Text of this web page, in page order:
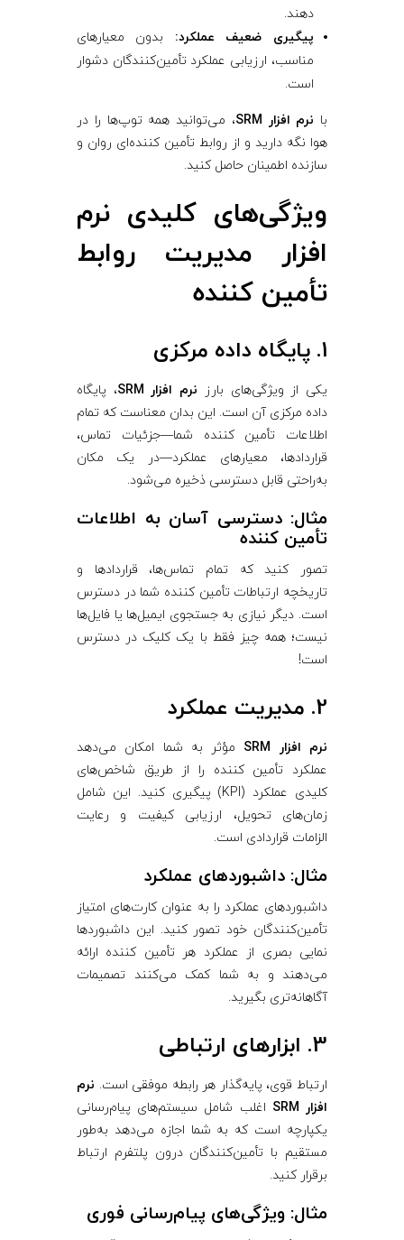
دهند.
پیگیری ضعیف عملکرد: بدون معیارهای
مناسب، ارزیابی عملکرد تأمین‌کنندگان دشوار
است.
با نرم‌ افزار SRM
، می‌توانید همه توپ‌ها را در
هوا نگه دارید و از روابط تأمین ‌کننده‌ای روان و
سازنده اطمینان حاصل کنید.
ویژگی‌های کلیدی نرم‌
افزار مدیریت روابط
تأمین ‌کننده
1. پایگاه داده مرکزی
یکی از ویژگی‌های بارز نرم‌ افزار SRM
، پایگاه
داده مرکزی آن است. این بدان معناست که تمام
اطلاعات تأمین ‌کننده شما—جزئیات تماس،
قراردادها، معیارهای عملکرد—در یک مکان
به‌راحتی قابل دسترسی ذخیره می‌شود.
مثال: دسترسی آسان به اطلاعات
تأمین ‌کننده
تصور کنید که تمام تماس‌ها، قراردادها و
تاریخچه ارتباطات تأمین ‌کننده شما در دسترس
است. دیگر نیازی به جستجوی ایمیل‌ها یا فایل‌ها
نیست؛ همه چیز فقط با یک کلیک در دسترس
است!
2. مدیریت عملکرد
نرم‌ افزار SRM
مؤثر به شما امکان می‌دهد
عملکرد تأمین ‌کننده را از طریق شاخص‌های
کلیدی عملکرد (KPI) پیگیری کنید. این شامل
زمان‌های تحویل، ارزیابی کیفیت و رعایت
الزامات قراردادی است.
مثال: داشبوردهای عملکرد
داشبوردهای عملکرد را به عنوان کارت‌های امتیاز
تأمین‌کنندگان خود تصور کنید. این داشبوردها
نمایی بصری از عملکرد هر تأمین ‌کننده ارائه
می‌دهند و به شما کمک می‌کنند تصمیمات
آگاهانه‌تری بگیرید.
3. ابزارهای ارتباطی
ارتباط قوی، پایه‌گذار هر رابطه موفقی است. نرم‌
افزار SRM
اغلب شامل سیستم‌های پیام‌رسانی
یکپارچه است که به شما اجازه می‌دهد به‌طور
مستقیم با تأمین‌کنندگان درون پلتفرم ارتباط
برقرار کنید.
مثال: ویژگی‌های پیام‌رسانی فوری